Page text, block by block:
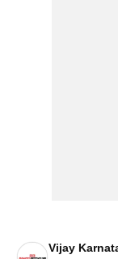
Vijay